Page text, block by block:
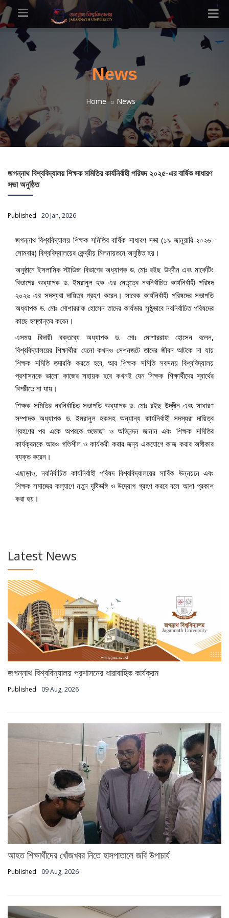
News
Home News
জগন্নাথ বিশ্ববিদ্যালয় শিক্ষক সমিতির কার্যনির্বাহী পরিষদ ২০২৫-এর বার্ষিক সাধারণ
সভা অনুষ্ঠিত
Published 20 Jan, 2026
জগন্নাথ বিশ্ববিদ্যালয় শিক্ষক সমিতির বার্ষিক সাধারণ সভা (১৯ জানুয়ারি ২০২৬-
সোমবার) বিশ্ববিদ্যালয়ের কেন্দ্রীয় মিলনায়তনে অনুষ্ঠিত হয়।
অনুষ্ঠানে ইসলামিক স্টাডিজ বিভাগের অধ্যাপক ড. মোঃ রইছ উদ্‌দীন এবং মার্কেটিং
বিভাগের অধ্যাপক ড. ইমরানুল হক এর নেতৃত্বে নবনির্বাচিত কার্যনির্বাহী পরিষদ
২০২৬ এর সদস্যরা দায়িত্ব গ্রহণ করেন। সাবেক কার্যনির্বাহী পরিষদের সভাপতি
অধ্যাপক ড. মোঃ মোশাররাফ হোসেন তাদের কার্যভার সুষ্ঠুভাবে নবনির্বাচিত পরিষদের
কাছে হস্তান্তর করেন।
এসময় বিদায়ী বক্তব্যে অধ্যাপক ড. মোঃ মোশাররাফ হোসেন বলেন,
বিশ্ববিদ্যালয়ের শিক্ষার্থীরা যেনো কখনও সেশনজটে তাদের জীবন আটকে না যায়
শিক্ষক সমিতি তদারকি করতে হবে, আর শিক্ষক সমিতি সবসময় বিশ্ববিদ্যালয়
প্রশাসনকে ভালো কাজের সহায়ক হবে কখনই যেন শিক্ষক শিক্ষার্থীদের স্বার্থের
বিপরীতে না যায়।
শিক্ষক সমিতির নবনির্বাচিত সভাপতি অধ্যাপক ড. মোঃ রইছ উদ্‌দীন এবং সাধারণ
সম্পাদক অধ্যাপক ড. ইমরানুল হকসহ অন্যান্য কার্যনির্বাহী সদস্যরা দায়িত্ব
গ্রহণের পর একে অপরকে শুভেচ্ছা ও অভিনন্দন জানান এবং শিক্ষক সমিতির
কার্যক্রমকে আরও গতিশীল ও কার্যকরী করার জন্য একযোগে কাজ করার অঙ্গীকার
ব্যক্ত করেন।
এছাড়াও, নবনির্বাচিত কার্যনির্বাহী পরিষদ বিশ্ববিদ্যালয়ের সার্বিক উন্নয়নে এবং
শিক্ষক সমাজের কল্যাণে নতুন দৃষ্টিভঙ্গি ও উদ্যোগ গ্রহণ করবে বলে আশা প্রকাশ
করা হয়।
Latest News
জগন্নাথ বিশ্ববিদ্যালয় প্রশাসনের ধারাবাহিক কার্যক্রম
Published 09 Aug, 2026
আহত শিক্ষার্থীদের খোঁজখবর নিতে হাসপাতালে জবি উপাচার্য
Published 09 Aug, 2026